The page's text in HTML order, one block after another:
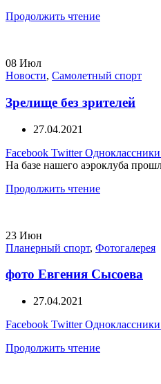
Продолжить чтение
08 Июл
Новости, Самолетный спорт
Зрелище без зрителей
27.04.2021
Facebook Twitter Одноклассники
На базе нашего аэроклуба
Продолжить чтение
23 Июн
Планерный спорт, Фотогалерея
фото Евгения Сысоева
27.04.2021
Facebook Twitter Одноклассники
Продолжить чтение